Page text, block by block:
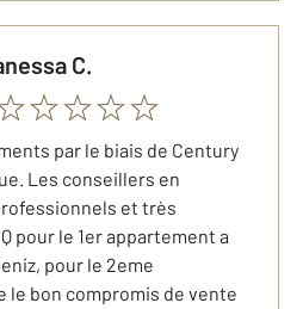
C.
par le biais de Century
Les conseillers en
et très
pour le 1er appartement a
pour le 2eme
le bon compromis de vente